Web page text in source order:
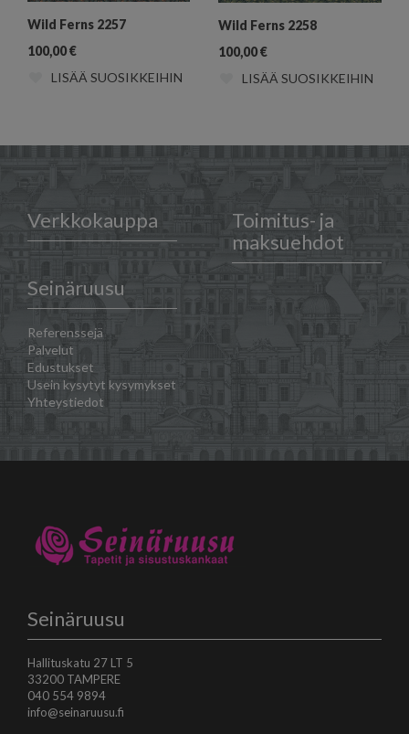
Wild Ferns 2257
100,00€
LISÄÄ SUOSIKKEIHIN
Wild Ferns 2258
100,00€
LISÄÄ SUOSIKKEIHIN
Verkkokauppa
Toimitus- ja
maksuehdot
Seinäruusu
Referenssejä
Palvelut
Edustukset
Usein kysytyt kysymykset
Yhteystiedot
Seinäruusu
Hallituskatu 27 LT 5
33200 TAMPERE
040 554 9894
info@seinaruusu.fi